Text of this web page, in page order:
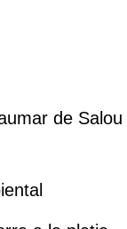
de Salou